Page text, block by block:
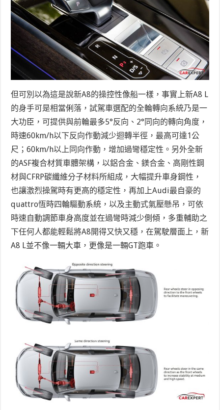
但可別以為這是說新A8的操控性像船一樣，事實上新A8 L
的身手可是相當俐落，試駕車選配的全輪轉向系統乃是一
大功臣，可提供與前輪最多5°反向、2°同向的轉向角度，
時速60km/h以下反向作動減少迴轉半徑，最高可達1公
尺；60km/h以上同向作動，增加過彎穩定性。另外全新
的ASF複合材質車體架構，以鋁合金、鎂合金、高剛性鋼
材與CFRP碳纖維分子材料所組成，大幅提升車身鋼性，
也讓激烈操駕時有更高的穩定性，再加上Audi最自豪的
quattro恆時四輪驅動系統，以及主動式氣壓懸吊，可依
時速自動調節車身高度並在過彎時減少側傾，多重輔助之
下任何人都能輕鬆將A8開得又快又穩，在駕駛層面上，新
A8 L並不像一輛大車，更像是一輛GT跑車。